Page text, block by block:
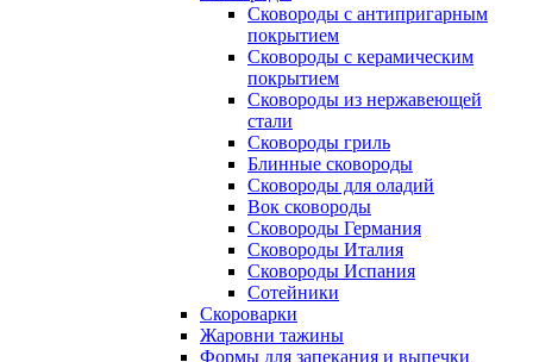
Сковороды с антипригарным
покрытием
Сковороды с керамическим
покрытием
Сковороды из нержавеющей
стали
Сковороды гриль
Блинные сковороды
Сковороды для оладий
Вок сковороды
Сковороды Германия
Сковороды Италия
Сковороды Испания
Сотейники
Скороварки
Жаровни тажины
Формы для запекания и выпечки